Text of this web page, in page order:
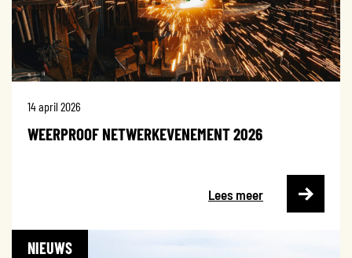
14 april 2026
WEERPROOF NETWERKEVENEMENT 2026
Lees meer
NIEUWS